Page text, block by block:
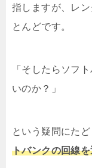
指しますが、レ
とんどです。
「そしたらソフ
いのか？」
という疑問にたど
トバンクの回線